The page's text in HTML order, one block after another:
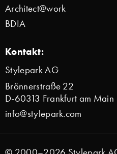
Architect@work
BDIA
Kontakt:
Stylepark AG
Brönnerstraße 22
D-60313 Frankfurt am Main
info@stylepark.com